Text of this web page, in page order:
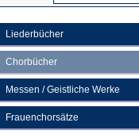
Liederbücher
Chorbücher
Messen / Geistliche Werke
Frauenchorsätze